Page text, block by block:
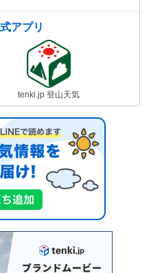
アプリ
tenki.jp 登山天気